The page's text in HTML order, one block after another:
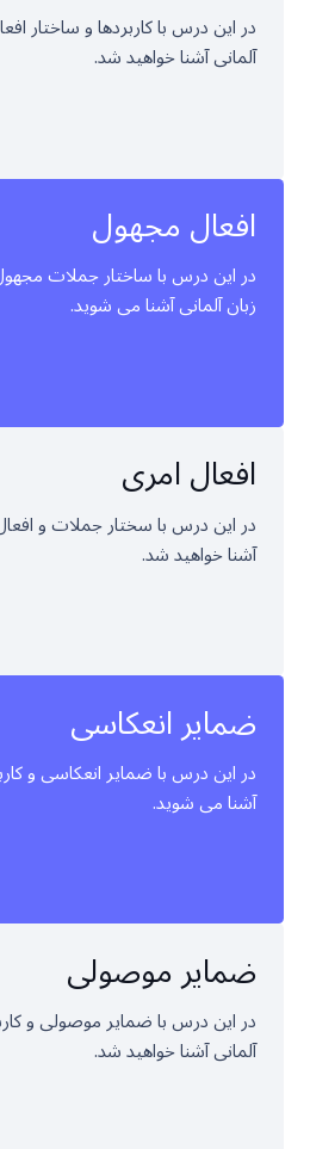
در این درس با کاربردها و ساختار
آلمانی آشنا خواهید شد.
افعال مجهول
در این درس با ساختار جملات
زبان آلمانی آشنا می شوید.
افعال امری
در این درس با سختار جملات و
آشنا خواهید شد.
ضمایر انعکاسی
در این درس با ضمایر انعکاسی و
آشنا می شوید.
ضمایر موصولی
در این درس با ضمایر موصولی و
آلمانی آشنا خواهید شد.